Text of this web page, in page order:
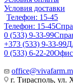
Условия доставки
Телефон: 15-45
Телефон: 15-45
0 (533) 9-33-99
+373 (533) 9-33-99
0 (533) 6-22-20
г. Тирасполь, ул.